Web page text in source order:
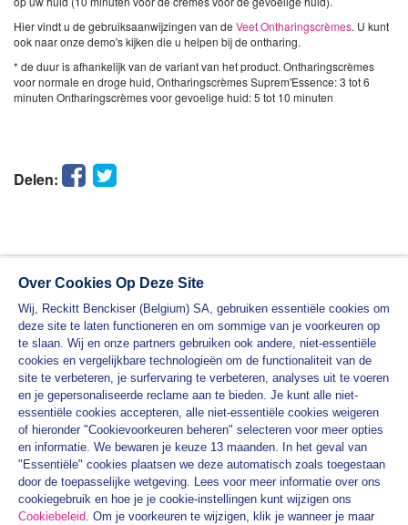
Hier vindt u de gebruiksaanwijzingen van de Veet Ontharingscrèmes. U kunt
ook naar onze demo's kijken die u helpen bij de ontharing.
* de duur is afhankelijk van de variant van het product. Ontharingscrèmes
voor normale en droge huid, Ontharingscrèmes Suprem'Essence: 3 tot 6
minuten Ontharingscrèmes voor gevoelige huid: 5 tot 10 minuten
Delen: Facebook
Twitter
PRODUCTEN
VEET PRAKTISCHE HANDLEIDINGEN
PRIVACYBELEID
ALGEMENE VOORWAARDEN
Over Cookies Op Deze Site
Wij, Reckitt Benckiser (Belgium) SA, gebruiken essentiële cookies om
deze site te laten functioneren en om sommige van je voorkeuren op
te slaan. Wij en onze partners gebruiken ook andere, niet-essentiële
cookies en vergelijkbare technologieën om de functionaliteit van de
site te verbeteren, je surfervaring te verbeteren, analyses uit te voeren
en je gepersonaliseerde reclame aan te bieden. Je kunt alle niet-
essentiële cookies accepteren, alle niet-essentiële cookies weigeren
of hieronder "Cookievoorkeuren beheren" selecteren voor meer opties
en informatie. We bewaren je keuze 13 maanden. In het geval van
"Essentiële" cookies plaatsen we deze automatisch zoals toegestaan
door de toepasselijke wetgeving. Lees voor meer informatie over ons
cookiegebruik en hoe je je cookie-instellingen kunt wijzigen ons
Cookiebeleid. Om je voorkeuren te wijzigen, klik je wanneer je maar